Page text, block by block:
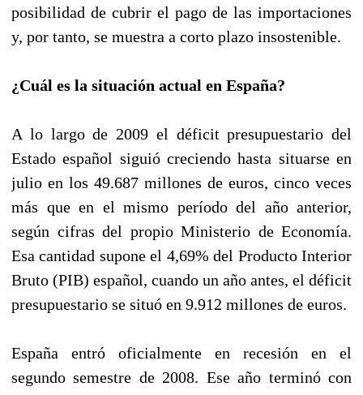
posibilidad de cubrir el pago de las importaciones
y, por tanto, se muestra a corto plazo insostenible.
¿Cuál es la situación actual en España?
A lo largo de 2009 el déficit presupuestario del
Estado español siguió creciendo hasta situarse en
julio en los 49.687 millones de euros, cinco veces
más que en el mismo período del año anterior,
según cifras del propio Ministerio de Economía.
Esa cantidad supone el 4,69% del Producto Interior
Bruto (PIB) español, cuando un año antes, el déficit
presupuestario se situó en 9.912 millones de euros.
España entró oficialmente en recesión en el
segundo semestre de 2008. Ese año terminó con